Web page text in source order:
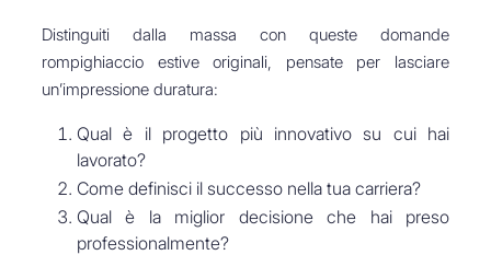
Distinguiti dalla massa con queste domande
rompighiaccio estive originali, pensate per lasciare
un’impressione duratura:
Qual è il progetto più innovativo su cui hai
lavorato?
Come definisci il successo nella tua carriera?
Qual è la miglior decisione che hai preso
professionalmente?